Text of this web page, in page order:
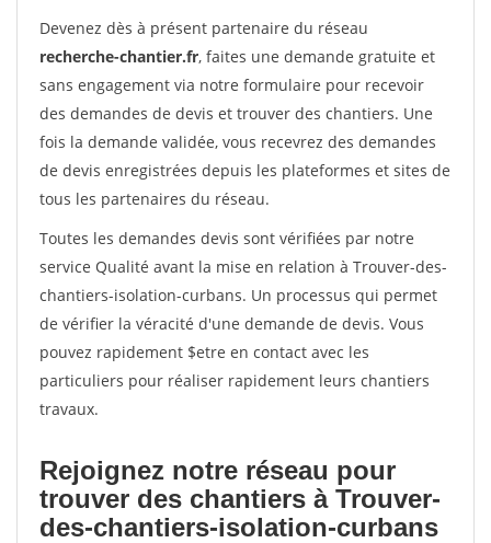
Devenez dès à présent partenaire du réseau
recherche-chantier.fr, faites une demande gratuite et
sans engagement via notre formulaire pour recevoir
des demandes de devis et trouver des chantiers. Une
fois la demande validée, vous recevrez des demandes
de devis enregistrées depuis les plateformes et sites de
tous les partenaires du réseau.
Toutes les demandes devis sont vérifiées par notre
service Qualité avant la mise en relation à Trouver-des-
chantiers-isolation-curbans. Un processus qui permet
de vérifier la véracité d'une demande de devis. Vous
pouvez rapidement $etre en contact avec les
particuliers pour réaliser rapidement leurs chantiers
travaux.
Rejoignez notre réseau pour
trouver des chantiers à Trouver-
des-chantiers-isolation-curbans